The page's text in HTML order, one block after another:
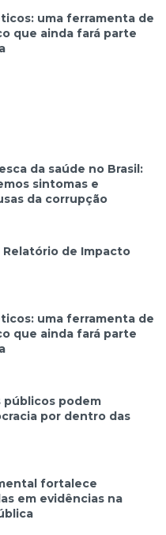
uma ferramenta de
que ainda fará parte
da saúde no Brasil:
sintomas e
da corrupção
Relatório de Impacto
uma ferramenta de
que ainda fará parte
públicos podem
por dentro das
fortalece
em evidências na